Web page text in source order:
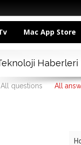
Mac App Store
Haberleri
All questions All